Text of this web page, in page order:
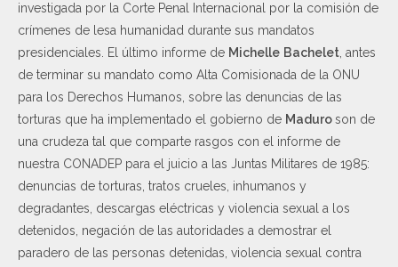
investigada por la Corte Penal Internacional por la comisión de
crímenes de lesa humanidad durante sus mandatos
presidenciales. El último informe de Michelle Bachelet , antes
de terminar su mandato como Alta Comisionada de la ONU
para los Derechos Humanos, sobre las denuncias de las
torturas que ha implementado el gobierno de Maduroson de
una crudeza tal que comparte rasgos con el informe de
nuestra CONADEP para el juicio a las Juntas Militares de 1985:
denuncias de torturas, tratos crueles, inhumanos y
degradantes, descargas eléctricas y violencia sexual a los
detenidos, negación de las autoridades a demostrar el
paradero de las personas detenidas, violencia sexual contra